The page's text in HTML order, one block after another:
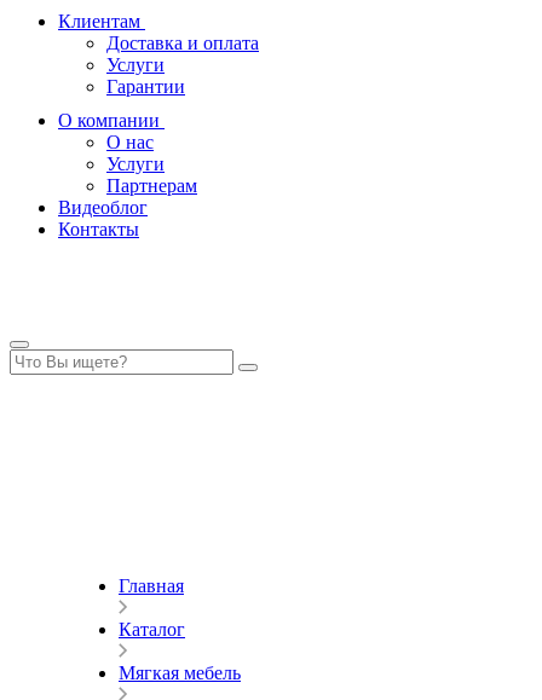
Клиентам
Доставка и оплата
Услуги
Гарантии
О компании
О нас
Услуги
Партнерам
Видеоблог
Контакты
Главная
Каталог
Мягкая мебель